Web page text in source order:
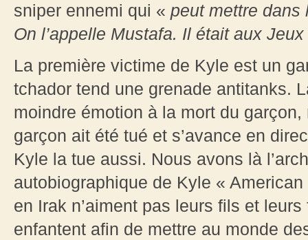
sniper ennemi qui « peut mettre
On l’appelle Mustafa. Il était aux
La première victime de Kyle est un
tchador tend une grenade antitanks.
moindre émotion à la mort du
garçon ait été tué et s’avance en
Kyle la tue aussi. Nous avons là
autobiographique de Kyle «
en Irak n’aiment pas leurs fils et
enfantent afin de mettre au monde